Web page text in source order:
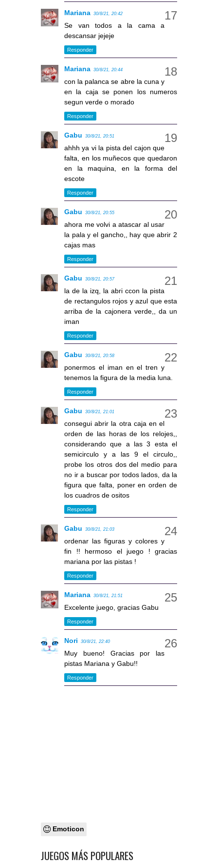
Mariana 30/8/21, 20:42
Se van todos a la cama a
descansar jejeje
Responder
Mariana 30/8/21, 20:44
con la palanca se abre la cuna y
en la caja se ponen los numeros
segun verde o morado
Responder
Gabu 30/8/21, 20:51
ahhh ya vi la pista del cajon que
falta, en los muñecos que quedaron
en la maquina, en la forma del
escote
Responder
Gabu 30/8/21, 20:55
ahora me volvi a atascar al usar
la pala y el gancho,, hay que abrir 2
cajas mas
Responder
Gabu 30/8/21, 20:57
la de la izq, la abri ccon la pista
de rectangulos rojos y azul que esta
arriba de la cajonera verde,, da un
iman
Responder
Gabu 30/8/21, 20:58
ponermos el iman en el tren y
tenemos la figura de la media luna.
Responder
Gabu 30/8/21, 21:01
consegui abrir la otra caja en el
orden de las horas de los relojes,,
considerando que a las 3 esta el
semicirculo y a las 9 el circulo,,
probe los otros dos del medio para
no ir a buscar por todos lados, da la
figura que falta, poner en orden de
los cuadros de ositos
Responder
Gabu 30/8/21, 21:03
ordenar las figuras y colores y
fin !! hermoso el juego ! gracias
mariana por las pistas !
Responder
Mariana 30/8/21, 21:51
Excelente juego, gracias Gabu
Responder
Nori 30/8/21, 22:40
Muy bueno! Gracias por las
pistas Mariana y Gabu!!
Responder
Emoticon
JUEGOS MÁS POPULARES